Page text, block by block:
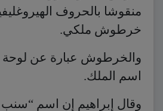
منقوشا بالحروف
خرطوش ملكي.
والخرطوش عبارة عن
اسم الملك.
وقال إبراهيم إن اسم “سنب